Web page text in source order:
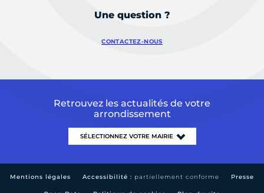
Une question ?
CONTACTEZ-NOUS
Retrouvez les actualités de votre
arrondissement
Mentions légales Accessibilité : partiellement conforme Presse